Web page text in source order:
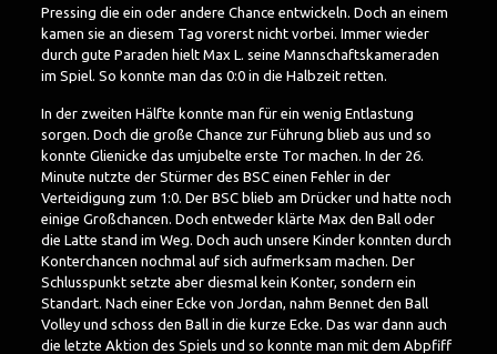
Pressing die ein oder andere Chance entwickeln. Doch an einem
kamen sie an diesem Tag vorerst nicht vorbei. Immer wieder
durch gute Paraden hielt Max L. seine Mannschaftskameraden
im Spiel. So konnte man das 0:0 in die Halbzeit retten.
In der zweiten Hälfte konnte man für ein wenig Entlastung
sorgen. Doch die große Chance zur Führung blieb aus und so
konnte Glienicke das umjubelte erste Tor machen. In der 26.
Minute nutzte der Stürmer des BSC einen Fehler in der
Verteidigung zum 1:0. Der BSC blieb am Drücker und hatte noch
einige Großchancen. Doch entweder klärte Max den Ball oder
die Latte stand im Weg. Doch auch unsere Kinder konnten durch
Konterchancen nochmal auf sich aufmerksam machen. Der
Schlusspunkt setzte aber diesmal kein Konter, sondern ein
Standart. Nach einer Ecke von Jordan, nahm Bennet den Ball
Volley und schoss den Ball in die kurze Ecke. Das war dann auch
die letzte Aktion des Spiels und so konnte man mit dem Abpfiff